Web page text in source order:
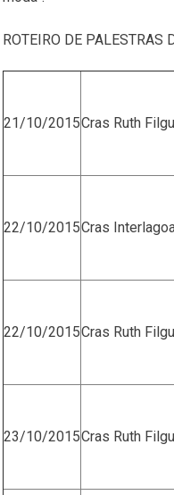
ROTEIRO DE PALESTRAS
21/10/2015Cras Ruth
22/10/2015Cras
22/10/2015Cras Ruth
23/10/2015Cras Ruth